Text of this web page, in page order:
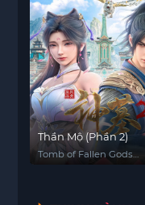
Thần Mộ (Phần 2)
Tomb of Fallen Gods